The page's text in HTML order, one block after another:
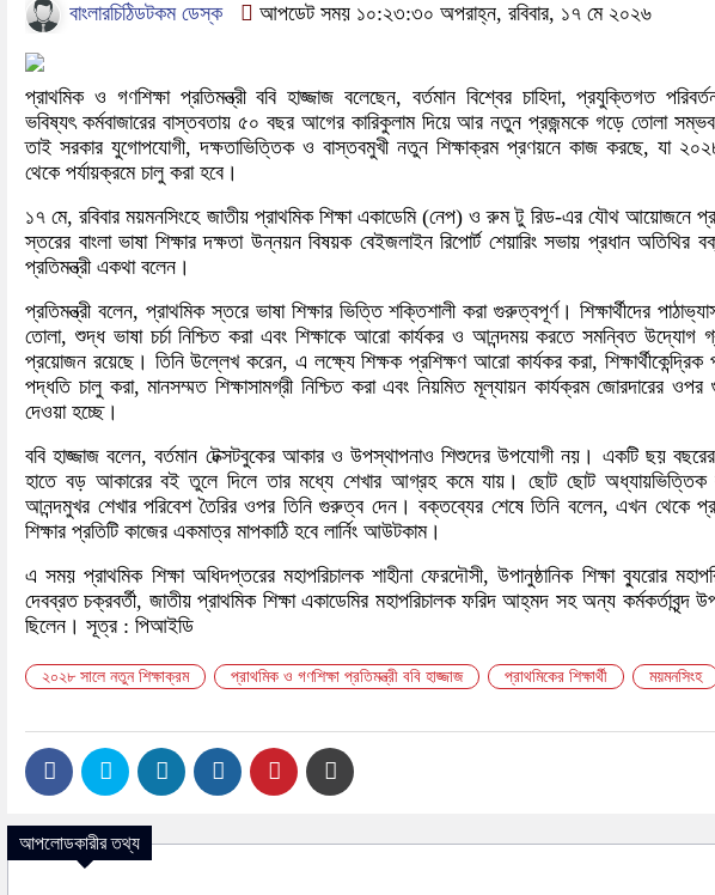
বাংলারচিঠিডটকম ডেস্ক আপডেট সময় ১০:২৩:৩০ অপরাহ্ন, রবিবার, ১৭ মে ২০২৬
প্রাথমিক ও গণশিক্ষা প্রতিমন্ত্রী ববি হাজ্জাজ বলেছেন, বর্তমান বিশ্বের চাহিদা, প্রযুক্তিগত
ভবিষ্যৎ কর্মবাজারের বাস্তবতায় ৫০ বছর আগের কারিকুলাম দিয়ে আর নতুন প্রজন্মকে গড়ে তোলা
তাই সরকার যুগোপযোগী, দক্ষতাভিত্তিক ও বাস্তবমুখী নতুন শিক্ষাক্রম প্রণয়নে কাজ করছে, যা
থেকে পর্যায়ক্রমে চালু করা হবে।
১৭ মে, রবিবার ময়মনসিংহে জাতীয় প্রাথমিক শিক্ষা একাডেমি (নেপ) ও রুম টু রিড-এর যৌথ আয়োজনে
স্তরের বাংলা ভাষা শিক্ষার দক্ষতা উন্নয়ন বিষয়ক বেইজলাইন রিপোর্ট শেয়ারিং সভায় প্রধান অতিথির
প্রতিমন্ত্রী একথা বলেন।
প্রতিমন্ত্রী বলেন, প্রাথমিক স্তরে ভাষা শিক্ষার ভিত্তি শক্তিশালী করা গুরুত্বপূর্ণ। শিক্ষার্থীদের
তোলা, শুদ্ধ ভাষা চর্চা নিশ্চিত করা এবং শিক্ষাকে আরো কার্যকর ও আনন্দময় করতে সমন্বিত উদ্যোগ
প্রয়োজন রয়েছে। তিনি উল্লেখ করেন, এ লক্ষ্যে শিক্ষক প্রশিক্ষণ আরো কার্যকর করা, শিক্ষার্থীকেন্দ্রিক
পদ্ধতি চালু করা, মানসম্মত শিক্ষাসামগ্রী নিশ্চিত করা এবং নিয়মিত মূল্যায়ন কার্যক্রম জোরদারের
দেওয়া হচ্ছে।
ববি হাজ্জাজ বলেন, বর্তমান টেক্সটবুকের আকার ও উপস্থাপনাও শিশুদের উপযোগী নয়। একটি ছয়
হাতে বড় আকারের বই তুলে দিলে তার মধ্যে শেখার আগ্রহ কমে যায়। ছোট ছোট
আনন্দমুখর শেখার পরিবেশ তৈরির ওপর তিনি গুরুত্ব দেন। বক্তব্যের শেষে তিনি বলেন, এখন থেকে
শিক্ষার প্রতিটি কাজের একমাত্র মাপকাঠি হবে লার্নিং আউটকাম।
এ সময় প্রাথমিক শিক্ষা অধিদপ্তরের মহাপরিচালক শাহীনা ফেরদৌসী, উপানুষ্ঠানিক শিক্ষা ব্যুরোর
দেবব্রত চক্রবর্তী, জাতীয় প্রাথমিক শিক্ষা একাডেমির মহাপরিচালক ফরিদ আহ্‌মদ সহ অন্য কর্মকর্তাবৃন্দ
ছিলেন। সূত্র : পিআইডি
২০২৮ সালে নতুন শিক্ষাক্রম প্রাথমিক ও গণশিক্ষা প্রতিমন্ত্রী ববি হাজ্জাজ প্রাথমিকের শিক্ষার্থী ময়মনসিংহ
আপলোডকারীর তথ্য